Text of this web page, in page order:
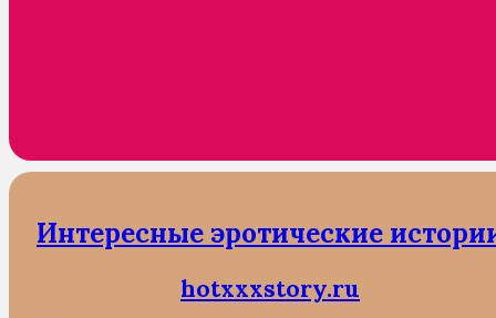
Интересные эротические
hotxxxstory.ru